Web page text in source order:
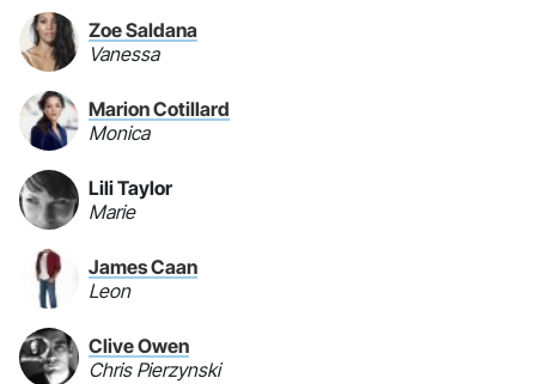
Zoe Saldana
Vanessa
Marion Cotillard
Monica
Lili Taylor
Marie
James Caan
Leon
Clive Owen
Chris Pierzynski